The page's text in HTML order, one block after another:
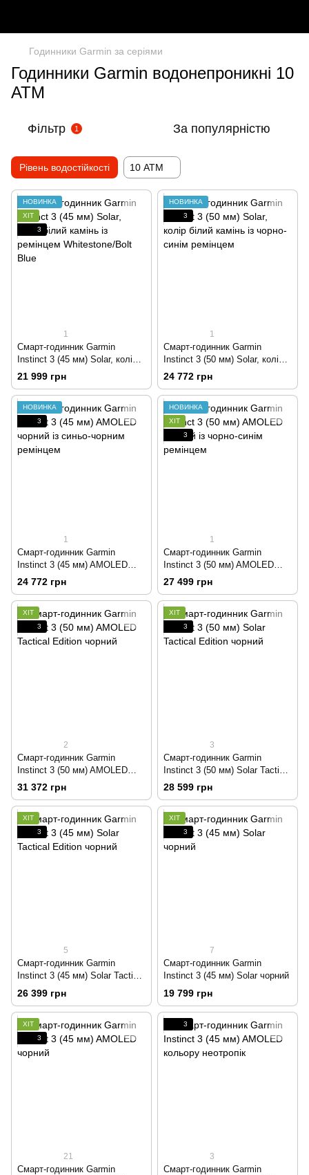
Годинники Garmin за серіями
Годинники Garmin водонепроникні 10
ATM
Фільтр 1 За популярністю
Рівень водостійкості 10 АТМ
НОВИНКА
ХІТ
3
1
Смарт-годинник Garmin
Instinct 3 (45 мм) Solar, колір
білий камінь із ремінцем
Whitestone/Bolt Blue
21 999 грн
НОВИНКА
3
1
Смарт-годинник Garmin
Instinct 3 (50 мм) Solar, колір
білий камінь із чорно-синім
ремінцем
24 772 грн
НОВИНКА
3
1
Смарт-годинник Garmin
Instinct 3 (45 мм) AMOLED
чорний із синьо-чорним
ремінцем
24 772 грн
НОВИНКА
ХІТ
3
1
Смарт-годинник Garmin
Instinct 3 (50 мм) AMOLED
чорний із чорно-синім
ремінцем
27 499 грн
ХІТ
3
2
Смарт-годинник Garmin
Instinct 3 (50 мм) AMOLED
Tactical Edition чорний
31 372 грн
ХІТ
3
3
Смарт-годинник Garmin
Instinct 3 (50 мм) Solar Tactical
Edition чорний
28 599 грн
ХІТ
3
5
Смарт-годинник Garmin
Instinct 3 (45 мм) Solar Tactical
Edition чорний
26 399 грн
ХІТ
3
7
Смарт-годинник Garmin
Instinct 3 (45 мм) Solar чорний
19 799 грн
ХІТ
3
21
Смарт-годинник Garmin
3
3
Смарт-годинник Garmin